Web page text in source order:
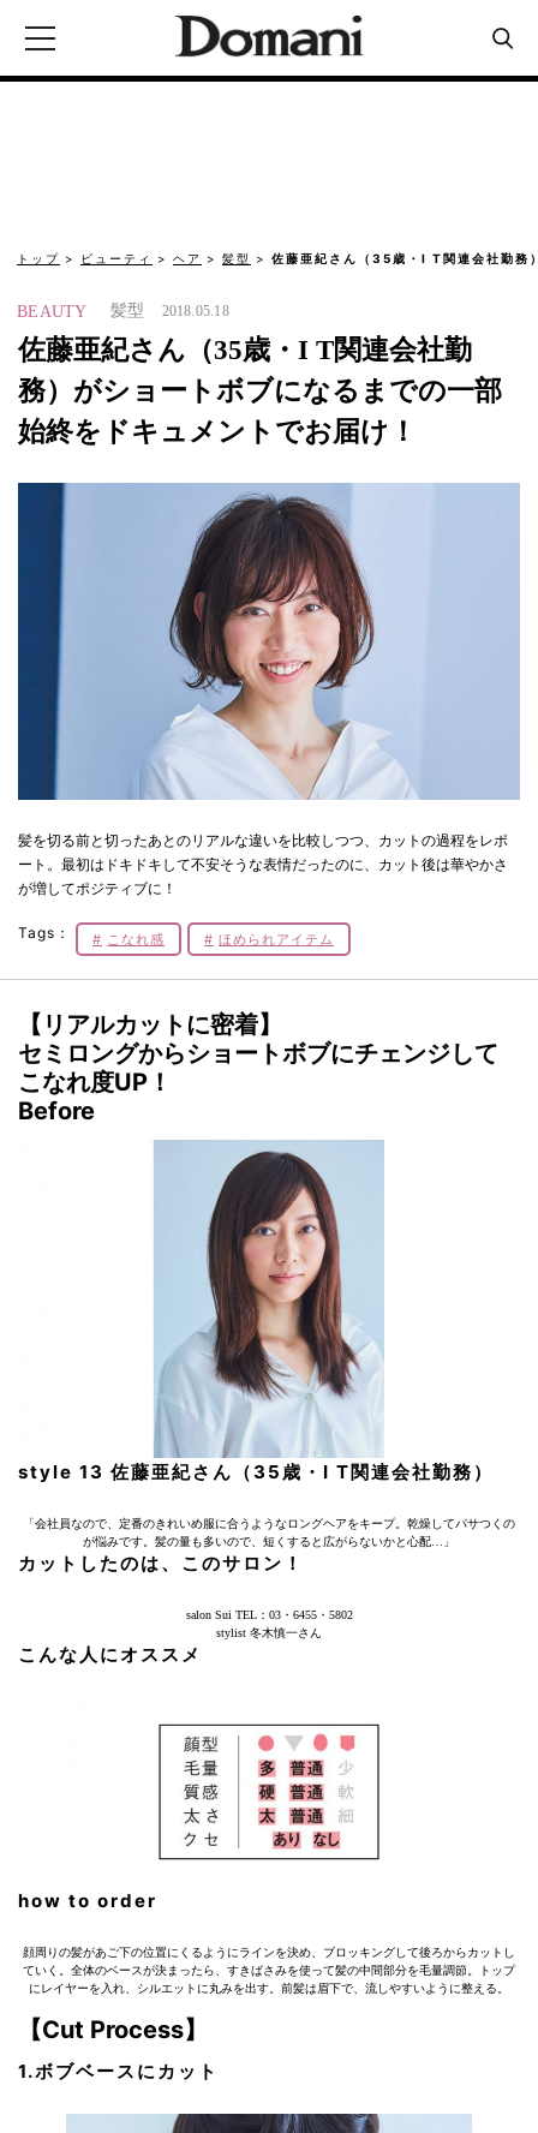
トップ ビューティ ヘア 髪型 佐藤亜紀さん（35歳・I T関連会社勤務
BEAUTY 髪型 2018.05.18
佐藤亜紀さん（35歳・I T関連会社勤
務）がショートボブになるまでの一部
始終をドキュメントでお届け！
髪を切る前と切ったあとのリアルな違いを比較しつつ、カットの過程をレポ
ート。最初はドキドキして不安そうな表情だったのに、カット後は華やかさ
が増してポジティブに！
Tags： こなれ感 ほめられアイテム
【リアルカットに密着】
セミロングからショートボブにチェンジして
こなれ度UP！
Before
style 13 佐藤亜紀さん（35歳・I T関連会社勤務）
「会社員なので、定番のきれいめ服に合うようなロングヘアをキープ。乾燥してパサつくの
が悩みです。髪の量も多いので、短くすると広がらないかと心配…」
カットしたのは、このサロン！
salon Sui TEL：03・6455・5802
stylist 冬木慎一さん
こんな人にオススメ
how to order
顔周りの髪があご下の位置にくるようにラインを決め、ブロッキングして後ろからカットし
ていく。全体のベースが決まったら、すきばさみを使って髪の中間部分を毛量調節。トップ
にレイヤーを入れ、シルエットに丸みを出す。前髪は眉下で、流しやすいように整える。
【Cut Process】
1.ボブベースにカット